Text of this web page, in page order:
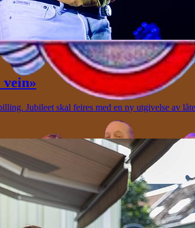
Jubileet skal feires med en ny utgivelse av